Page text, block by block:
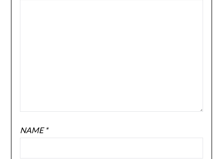
NAME*